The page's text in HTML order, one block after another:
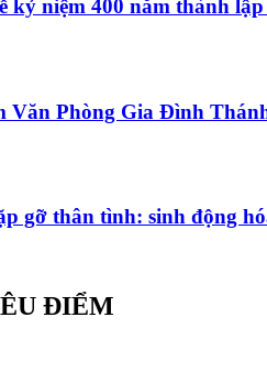
kỷ niệm 400 năm thành
Văn Phòng Gia Đình
gỡ thân tình: sinh động
ĐIỂM